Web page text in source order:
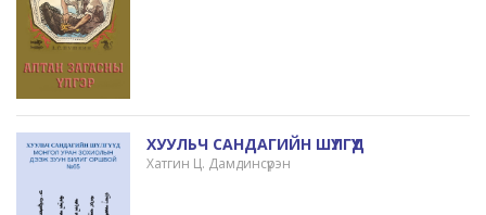
ХУУЛЬЧ САНДАГИЙН ШҮЛГҮҮД
Хатгин Ц. Дамдинсүрэн